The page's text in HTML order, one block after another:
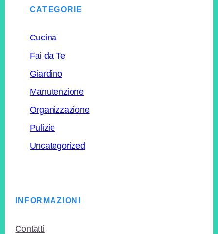
CATEGORIE
Cucina
Fai da Te
Giardino
Manutenzione
Organizzazione
Pulizie
Uncategorized
INFORMAZIONI
Contatti